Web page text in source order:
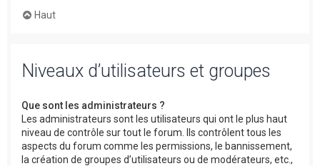
Haut
Niveaux d’utilisateurs et groupes
Que sont les administrateurs ?
Les administrateurs sont les utilisateurs qui ont le plus haut
niveau de contrôle sur tout le forum. Ils contrôlent tous les
aspects du forum comme les permissions, le bannissement,
la création de groupes d’utilisateurs ou de modérateurs, etc.,